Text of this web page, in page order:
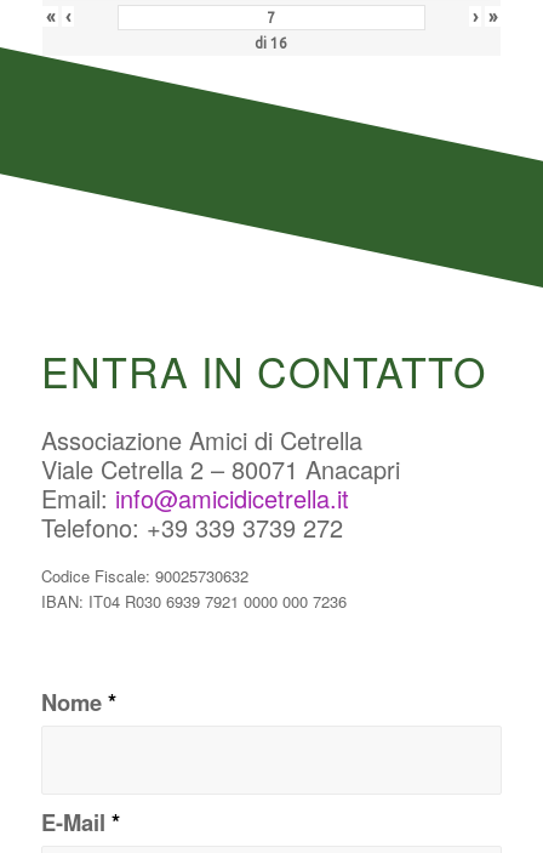
« ‹
di16
› »
ENTRA IN CONTATTO
Associazione Amici di Cetrella
Viale Cetrella 2 – 80071 Anacapri
Email: info@amicidicetrella.it
Telefono: +39 339 3739 272
Codice Fiscale: 90025730632
IBAN: IT04 R030 6939 7921 0000 000 7236
Nome*
E-Mail *